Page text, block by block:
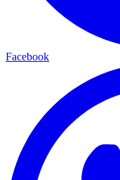
Facebook